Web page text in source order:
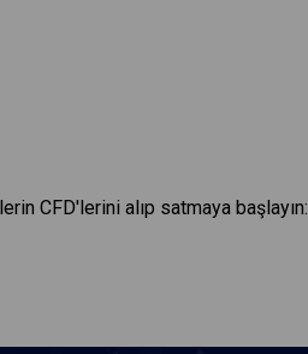
CFD'lerini alıp satmaya başlayın: